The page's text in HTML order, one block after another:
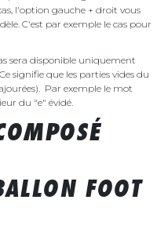
l'option gauche + droit vous
C'est par exemple le cas pour
sera disponible uniquement
signifie que les parties vides du
Par exemple le mot
du "e" évidé.
FOOT